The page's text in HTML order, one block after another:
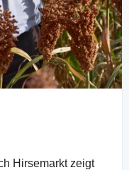
Hirsemarkt zeigt